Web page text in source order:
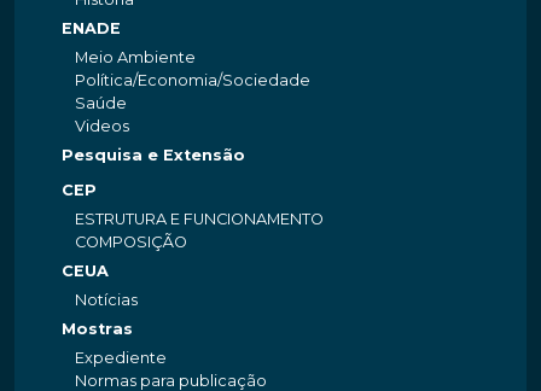
ENADE
Meio Ambiente
Política/Economia/Sociedade
Saúde
Videos
Pesquisa e Extensão
CEP
ESTRUTURA E FUNCIONAMENTO
COMPOSIÇÃO
CEUA
Notícias
Mostras
Expediente
Normas para publicação